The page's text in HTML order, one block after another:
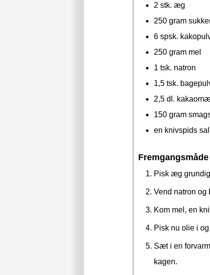
2 stk. æg
250 gram
6 spsk.
250 gram mel
1 tsk. natron
1,5 tsk.
2,5 dl.
150 gram
en knivspids
Fremgangsmåde
Pisk æg
Vend natron og
Kom mel, en
Pisk nu olie i
Sæt i en
kagen.